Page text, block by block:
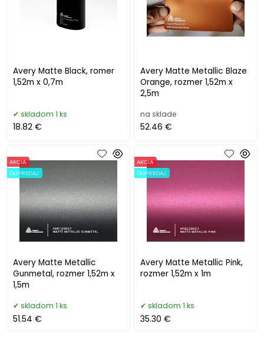
Avery Matte Black, romer
1,52m x 0,7m
skladom 1 ks
18.82 €
Avery Matte Metallic Blaze
Orange, rozmer 1,52m x
2,5m
na sklade
52.46 €
Avery Matte Metallic
Gunmetal, rozmer 1,52m x
1,5m
AKCIA
DOPREDAJ
skladom 1 ks
51.54 €
Avery Matte Metallic Pink,
rozmer 1,52m x 1m
AKCIA
DOPREDAJ
skladom 1 ks
35.30 €